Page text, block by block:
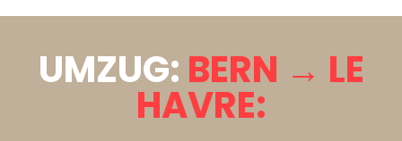
UMZUG: BERN → LE
HAVRE: